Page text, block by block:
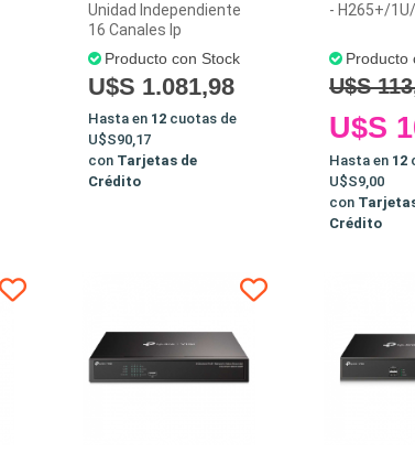
Unidad Independiente
16 Canales Ip
Producto con Stock
U$S 1.081,98
Hasta en 12cuotas de
U$S90,17
con Tarjetas de
Crédito
- H265+/
Producto
U$S
U$S
Hasta en 12
U$S9,00
con
Crédito